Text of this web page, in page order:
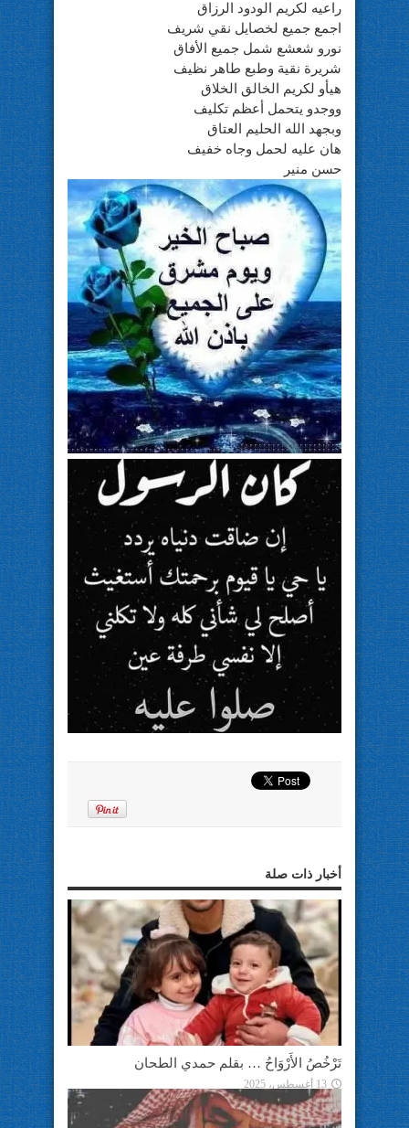
راعيه لكريم الودود الرزاق
اجمع جميع لخصايل نقي شريف
نورو شعشع شمل جميع الأفاق
شريرة نقية وطبع طاهر نظيف
هيأو لكريم الخالق الخلاق
ووجدو يتحمل أعظم تكليف
وبجهد الله الحليم العتاق
هان عليه لحمل وجاه خفيف
حسن منير
أخبار ذات صلة
تَرْخُصُ الأَرْوَاحُ … بقلم حمدي الطحان
13 أغسطس، 2025